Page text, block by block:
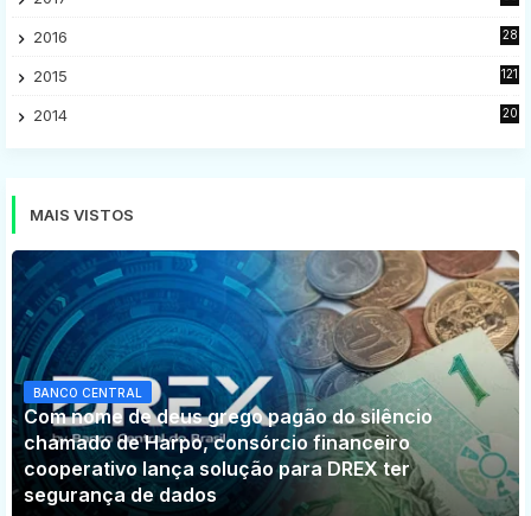
2016
28
2015
121
2014
20
MAIS VISTOS
BANCO CENTRAL
Com nome de deus grego pagão do silêncio
chamado de Harpo, consórcio financeiro
cooperativo lança solução para DREX ter
segurança de dados